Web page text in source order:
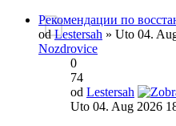
Рекомендации по
odLestersah » Uto 04.
Nozdrovice
0
74
od Lestersah
Uto 04. Aug 2026